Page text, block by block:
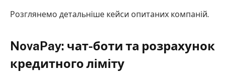
Розглянемо детальніше кейси опитаних компаній.
NovaPay: чат-боти та розрахунок
кредитного ліміту